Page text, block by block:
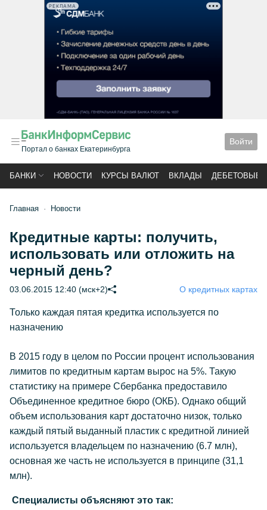
РЕКЛАМА
Портал о банках Екатеринбурга
Войти
БАНКИ НОВОСТИ КУРСЫ ВАЛЮТ ВКЛАДЫ ДЕБЕТОВЫЕ
Главная Новости
Кредитные карты: получить,
использовать или отложить на
черный день?
03.06.2015 12:40 (мск+2) О кредитных картах
Только каждая пятая кредитка используется по
назначению
В 2015 году в целом по России процент использования
лимитов по кредитным картам вырос на 5%. Такую
статистику на примере Сбербанка предоставило
Объединенное кредитное бюро (ОКБ). Однако общий
объем использования карт достаточно низок, только
каждый пятый выданный пластик с кредитной линией
используется владельцем по назначению (6.7 млн),
основная же часть не используется в принципе (31,1
млн).
Специалисты объясняют это так: